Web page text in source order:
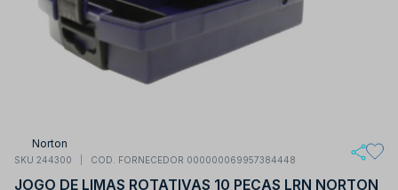
Norton
SKU 244300 COD. FORNECEDOR 000000069957384448
JOGO DE LIMAS ROTATIVAS 10 PEÇAS LRN NORTON